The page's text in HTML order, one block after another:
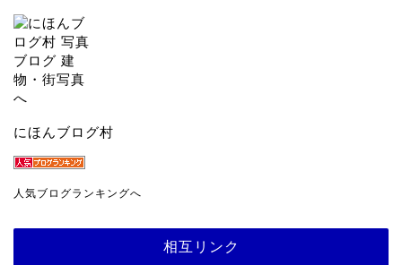
にほんブログ村
人気ブログランキングへ
相互リンク